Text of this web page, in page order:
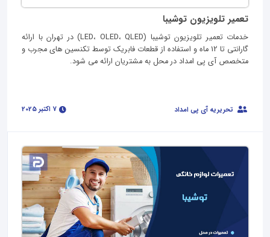
تعمیر تلویزیون توشیبا
خدمات تعمیر تلویزیون توشیبا (LED، OLED، QLED) در تهران با ارائه
گارانتی تا 12 ماه و استفاده از قطعات فابریک توسط تکنسین های مجرب و
متخصص آی پی امداد در محل به مشتریان ارائه می شود.
تحریریه آی پی امداد